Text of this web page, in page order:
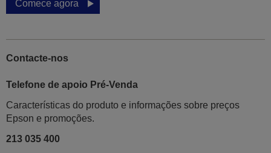
Comece agora
Contacte-nos
Telefone de apoio Pré-Venda
Características do produto e informações sobre preços
Epson e promoções.
213 035 400